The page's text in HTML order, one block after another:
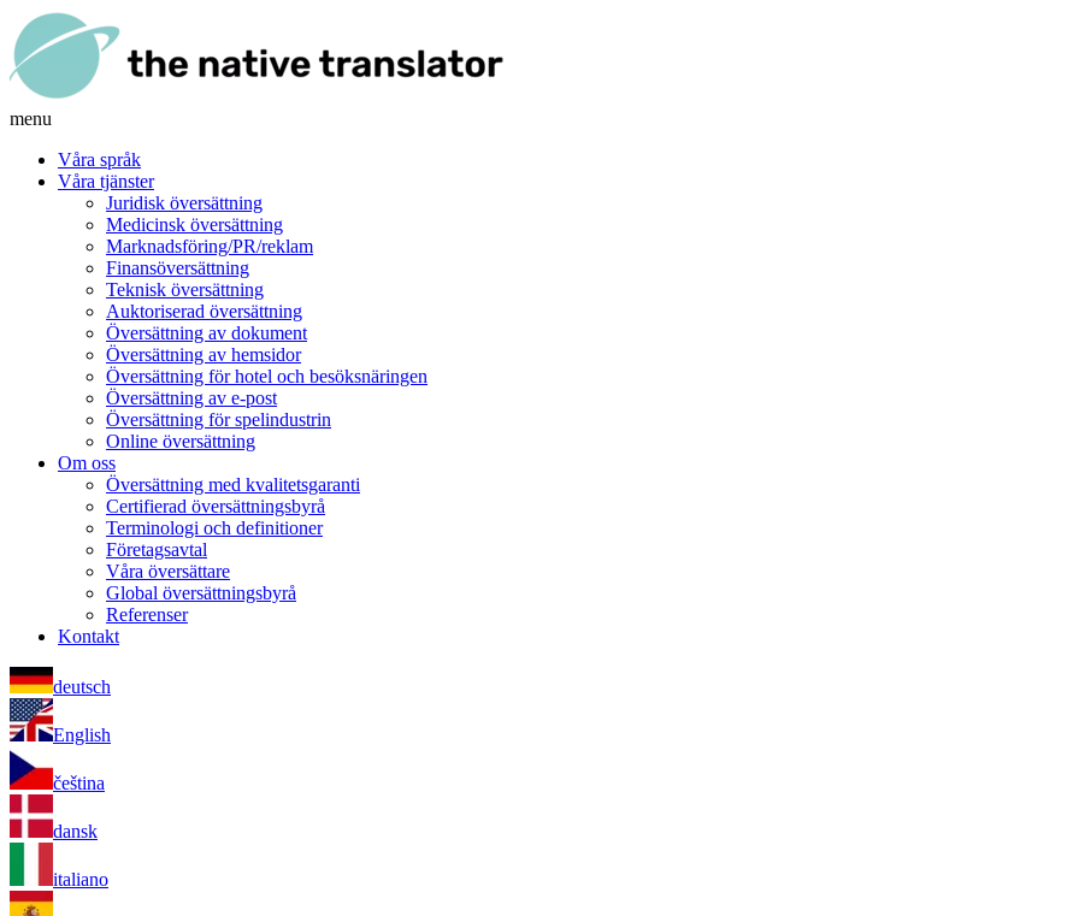
menu
Våra språk
Våra tjänster
Juridisk översättning
Medicinsk översättning
Marknadsföring/PR/reklam
Finansöversättning
Teknisk översättning
Auktoriserad översättning
Översättning av dokument
Översättning av hemsidor
Översättning för hotel och besöksnäringen
Översättning av e-post
Översättning för spelindustrin
Online översättning
Om oss
Översättning med kvalitetsgaranti
Certifierad översättningsbyrå
Terminologi och definitioner
Företagsavtal
Våra översättare
Global översättningsbyrå
Referenser
Kontakt
deutsch
English
čeština
dansk
italiano